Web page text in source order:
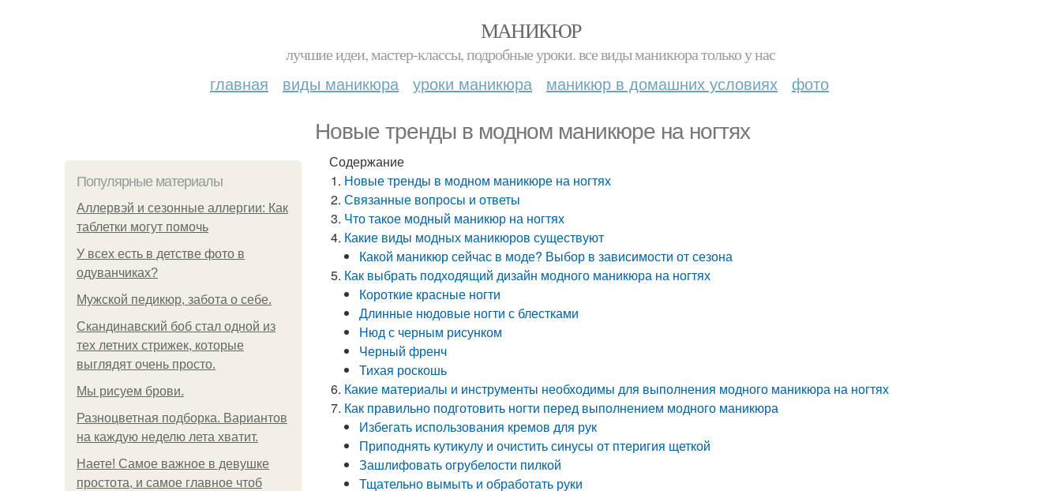
МАНИКЮР
лучшие идеи, мастер-классы, подробные уроки. все виды маникюра только у нас
главная виды маникюра уроки маникюра маникюр в домашних условиях фото
Новые тренды в модном маникюре на ногтях
Популярные материалы
Аллервэй и сезонные аллергии: Как
таблетки могут помочь
У всех есть в детстве фото в
одуванчиках?
Мужской педикюр, забота о себе.
Скандинавский боб стал одной из
тех летних стрижек, которые
выглядят очень просто.
Мы рисуем брови.
Разноцветная подборка. Вариантов
на каждую неделю лета хватит.
Наете! Самое важное в девушке
простота, и самое главное чтоб
Содержание
Новые тренды в модном маникюре на ногтях
Связанные вопросы и ответы
Что такое модный маникюр на ногтях
Какие виды модных маникюров существуют
Какой маникюр сейчас в моде? Выбор в зависимости от сезона
Как выбрать подходящий дизайн модного маникюра на ногтях
Короткие красные ногти
Длинные нюдовые ногти с блестками
Нюд с черным рисунком
Черный френч
Тихая роскошь
Какие материалы и инструменты необходимы для выполнения модного маникюра на ногтях
Как правильно подготовить ногти перед выполнением модного маникюра
Избегать использования кремов для рук
Приподнять кутикулу и очистить синусы от птеригия щеткой
Зашлифовать огрубелости пилкой
Тщательно вымыть и обработать руки